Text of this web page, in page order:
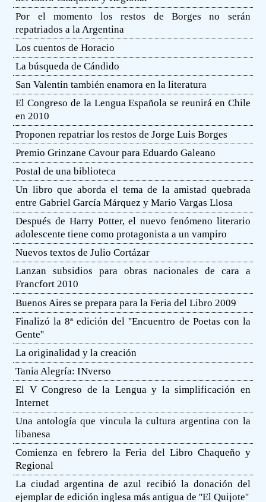
Por el momento los restos de Borges no serán
repatriados a la Argentina
Los cuentos de Horacio
La búsqueda de Cándido
San Valentín también enamora en la literatura
El Congreso de la Lengua Española se reunirá en Chile
en 2010
Proponen repatriar los restos de Jorge Luis Borges
Premio Grinzane Cavour para Eduardo Galeano
Postal de una biblioteca
Un libro que aborda el tema de la amistad quebrada
entre Gabriel García Márquez y Mario Vargas Llosa
Después de Harry Potter, el nuevo fenómeno literario
adolescente tiene como protagonista a un vampiro
Nuevos textos de Julio Cortázar
Lanzan subsidios para obras nacionales de cara a
Francfort 2010
Buenos Aires se prepara para la Feria del Libro 2009
Finalizó la 8ª edición del ''Encuentro de Poetas con la
Gente''
La originalidad y la creación
Tania Alegría: INverso
El V Congreso de la Lengua y la simplificación en
Internet
Una antología que vincula la cultura argentina con la
libanesa
Comienza en febrero la Feria del Libro Chaqueño y
Regional
La ciudad argentina de azul recibió la donación del
ejemplar de edición inglesa más antigua de ''El Quijote''